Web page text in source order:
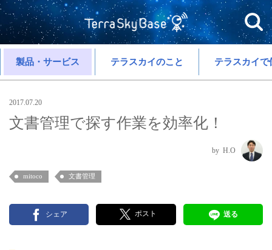
製品・サービス テラスカイのこと テラスカイで
2017.07.20
文書管理で探す作業を効率化！
H.O
mitoco 文書管理
シェア ポスト 送る